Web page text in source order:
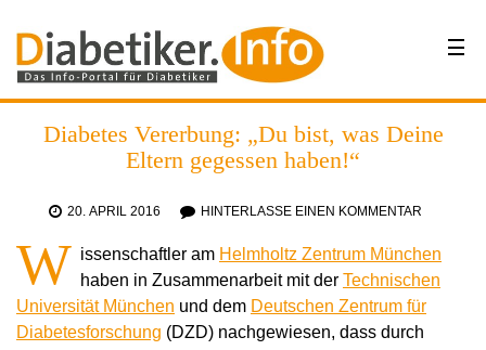
Diabetes Vererbung: „Du bist, was Deine
Eltern gegessen haben!“
20. APRIL 2016 HINTERLASSE EINEN KOMMENTAR
W issenschaftler am Helmholtz Zentrum München
haben in Zusammenarbeit mit der Technischen
Universität München und dem Deutschen Zentrum für
Diabetesforschung (DZD) nachgewiesen, dass durch